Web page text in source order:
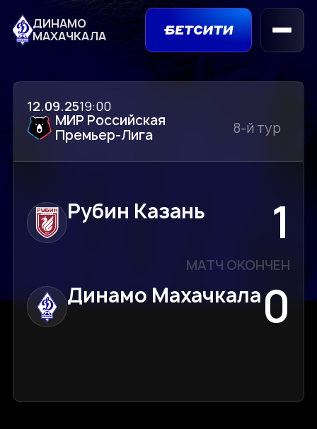
ДИНАМО
МАХАЧКАЛА
12.09.2519:00
МИР Российская
Премьер-Лига
8-й тур
Рубин Казань 1
МАТЧ ОКОНЧЕН
Динамо Махачкала0